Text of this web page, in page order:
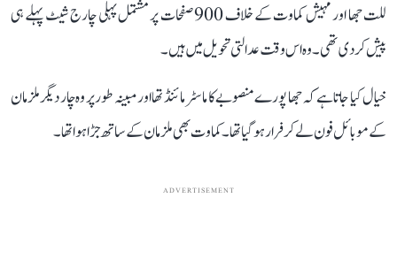
للت جھا اور مہیش کماوت کے خلاف 900 صفحات پر مشتمل پہلی چارج شیٹ پہلے ہی
پیش کر دی تھی۔ وہ اس وقت عدالتی تحویل میں ہیں۔
خیال کیا جاتا ہے کہ جھا پورے منصوبے کا ماسٹر مائنڈ تھا اور مبینہ طور پر وہ چار دیگر ملزمان
کے موبائل فون لے کر فرار ہو گیا تھا۔ کماوت بھی ملزمان کے ساتھ جڑا ہوا تھا۔
ADVERTISEMENT